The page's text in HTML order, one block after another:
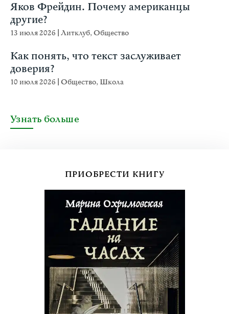
Яков Фрейдин. Почему американцы
другие?
13 июля 2026 Литклуб,Общество
Как понять, что текст заслуживает
доверия?
10 июля 2026 Общество, Школа
Узнать больше
ПРИОБРЕСТИ КНИГУ